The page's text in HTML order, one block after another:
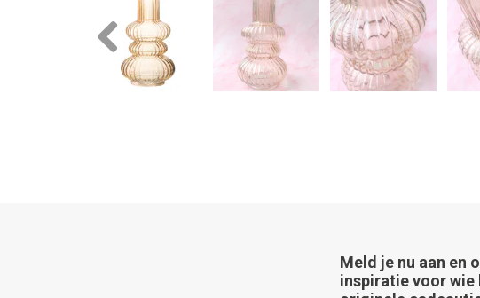
Previous
Meld je nu aan en
inspiratie voor wie